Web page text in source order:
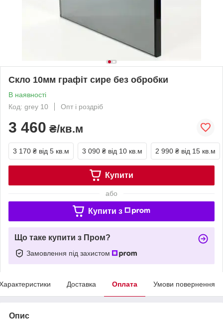
Скло 10мм графіт сире без обробки
В наявності
Код: grey 10
Опт і роздріб
3 460 ₴/кв.м
3 170 ₴ від 5 кв.м 3 090 ₴ від 10 кв.м 2 990 ₴ від 15 кв.м
Купити
або
Купити з
Що таке купити з Пром?
Замовлення під захистом
Доставка Оплата Умови повернення
Опис